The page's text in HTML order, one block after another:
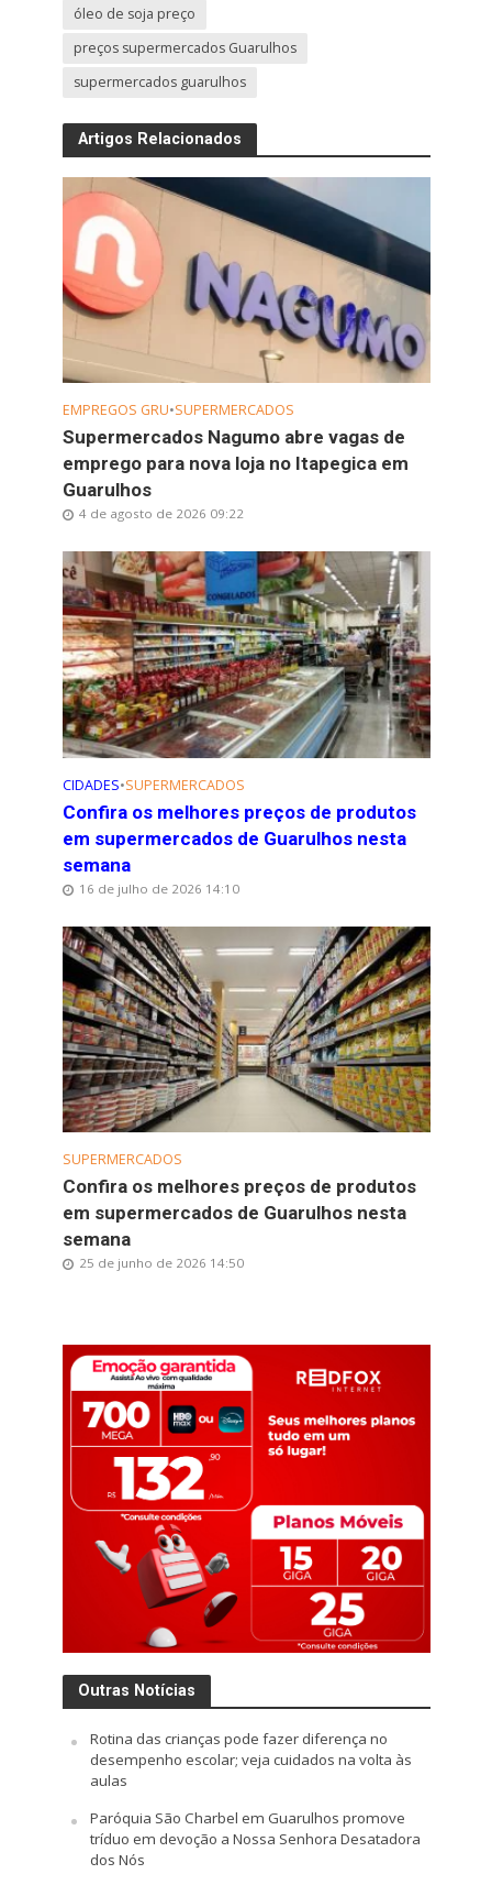
óleo de soja preço
preços supermercados Guarulhos
supermercados guarulhos
Artigos Relacionados
EMPREGOS GRU•SUPERMERCADOS
Supermercados Nagumo abre vagas de
emprego para nova loja no Itapegica em
Guarulhos
4 de agosto de 2026 09:22
CIDADES•SUPERMERCADOS
Confira os melhores preços de produtos
em supermercados de Guarulhos nesta
semana
16 de julho de 2026 14:10
SUPERMERCADOS
Confira os melhores preços de produtos
em supermercados de Guarulhos nesta
semana
25 de junho de 2026 14:50
Outras Notícias
Rotina das crianças pode fazer diferença no
desempenho escolar; veja cuidados na volta às
aulas
Paróquia São Charbel em Guarulhos promove
tríduo em devoção a Nossa Senhora Desatadora
dos Nós